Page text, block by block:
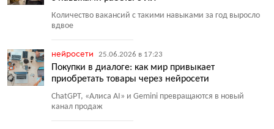
Количество вакансий с такими навыками за год выросло
вдвое
нейросети 25.06.2026 в 17:23
Покупки в диалоге: как мир привыкает
приобретать товары через нейросети
ChatGPT, «Алиса AI» и Gemini превращаются в новый
канал продаж